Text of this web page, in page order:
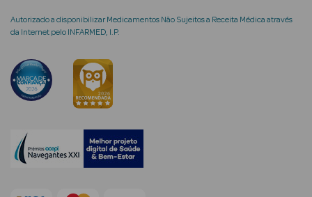
Cosmética
Hidratantes
Séruns Faciais
Creme de Olhos
Autorizado a disponibilizar Medicamentos Não Sujeitos a Receita Médica através
da Internet pelo INFARMED, I.P.